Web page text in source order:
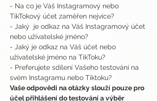
- Na co je Váš Instagramový nebo
TikTokový účet zaměřen nejvíce?
- Jaký  je odkaz na Váš Instagramový účet
nebo uživatelské jméno?
- Jaký je odkaz na Váš účet nebo
uživatelské jméno na TikToku?
- Preferujete sdílení Vašeho testování na
svém Instagramu nebo Tiktoku?
Vaše odpovědi na otázky slouží pouze pro
účel přihlášení do testování a výběr